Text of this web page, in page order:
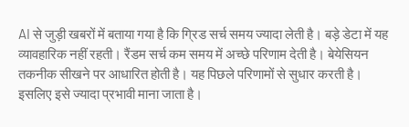
AI से जुड़ी खबरों में बताया गया है कि ग्रिड सर्च समय ज्यादा लेती है। बड़े डेटा में यह
व्यावहारिक नहीं रहती। रैंडम सर्च कम समय में अच्छे परिणाम देती है। बेयेसियन
तकनीक सीखने पर आधारित होती है। यह पिछले परिणामों से सुधार करती है।
इसलिए इसे ज्यादा प्रभावी माना जाता है।